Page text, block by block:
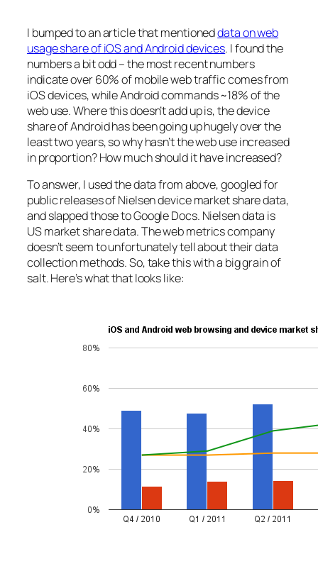
I bumped to an article that mentioneddata on web
usage share of iOS and Android devices. I found the
numbers a bit odd – the most recent numbers
indicate over 60% of mobile web traffic comes from
iOS devices, while Android commands ~18% of the
web use. Where this doesn’t add up is, the device
share of Android has been going up hugely over the
least two years, so why hasn’t the web use increased
in proportion? How much should it have increased?
To answer, I used the data from above, googled for
public releases of Nielsen device market share data,
and slapped those to Google Docs. Nielsen data is
US market share data. The web metrics company
doesn’t seem to unfortunately tell about their data
collection methods. So, take this with a big grain of
salt. Here’s what that looks like: